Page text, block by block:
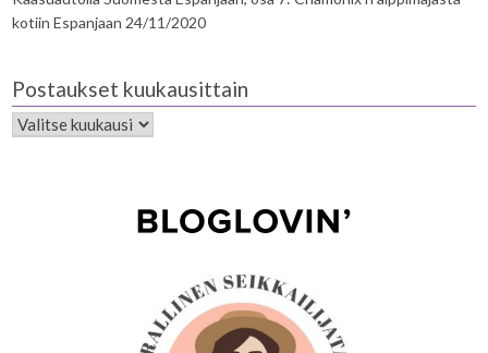
kotiin Espanjaan 24/11/2020
Postaukset kuukausittain